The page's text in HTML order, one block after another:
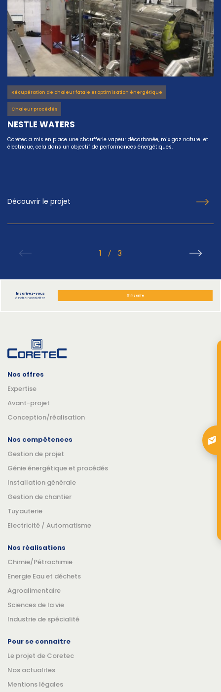
Récupération de chaleur fatale et optimisation énergétique
Chaleur procédés
NESTLE WATERS
Coretec a mis en place une chaufferie vapeur décarbonée, mix gaz naturel et
électrique, cela dans un objectif de performances énergétiques.
Découvrir le projet
1 / 3
Inscrivez-vous
à notre newsletter
S'inscrire
Nos offres
Expertise
Avant-projet
Conception/réalisation
Nos compétences
Gestion de projet
Génie énergétique et procédés
Installation générale
Gestion de chantier
Tuyauterie
Electricité / Automatisme
Nos réalisations
Chimie/Pétrochimie
Energie Eau et déchets
Agroalimentaire
Sciences de la vie
Industrie de spécialité
Pour se connaitre
Le projet de Coretec
Nos actualites
Mentions légales